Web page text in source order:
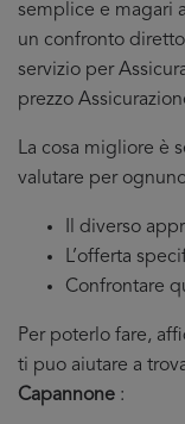
semplice e magari
un confronto
servizio per
prezzo
La cosa migliore è
valutare per
Il diverso
L’offerta
Confrontare
Per poterlo fare,
ti puo aiutare a
Capannone :